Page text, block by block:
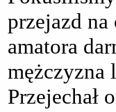
przejazd
amatora
mężczyzna
Przejechał